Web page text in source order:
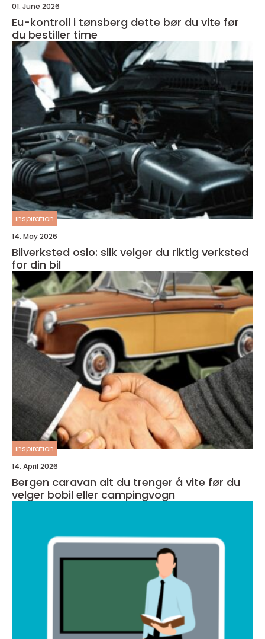
01. June 2026
Eu-kontroll i tønsberg dette bør du vite før
du bestiller time
inspiration
14. May 2026
Bilverksted oslo: slik velger du riktig verksted
for din bil
inspiration
14. April 2026
Bergen caravan alt du trenger å vite før du
velger bobil eller campingvogn